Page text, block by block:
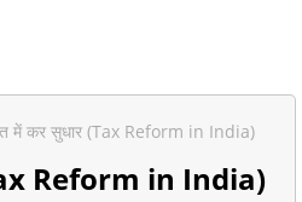
में कर सुधार (Tax Reform in India)
Reform in India)